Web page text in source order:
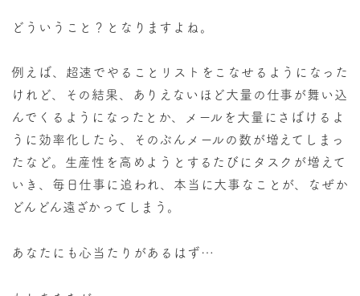
どういうこと？となりますよね。
例えば、超速でやることリストをこなせるようになった
けれど、その結果、ありえないほど大量の仕事が舞い込
んでくるようになったとか、メールを大量にさばけるよ
うに効率化したら、そのぶんメールの数が増えてしまっ
たなど。生産性を高めようとするたびにタスクが増えて
いき、毎日仕事に追われ、本当に大事なことが、なぜか
どんどん遠ざかってしまう。
あなたにも心当たりがあるはず…